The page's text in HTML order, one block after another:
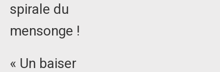
spirale du
mensonge !
« Un baiser